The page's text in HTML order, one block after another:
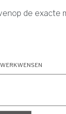
de exacte